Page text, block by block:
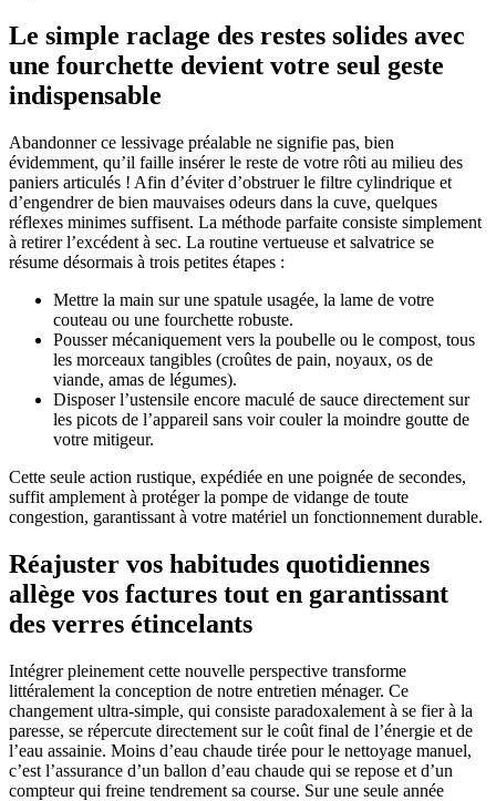
Le simple raclage des restes solides avec
une fourchette devient votre seul geste
indispensable
Abandonner ce lessivage préalable ne signifie pas, bien
évidemment, qu’il faille insérer le reste de votre rôti au milieu des
paniers articulés ! Afin d’éviter d’obstruer le filtre cylindrique et
d’engendrer de bien mauvaises odeurs dans la cuve, quelques
réflexes minimes suffisent. La méthode parfaite consiste simplement
à retirer l’excédent à sec. La routine vertueuse et salvatrice se
résume désormais à trois petites étapes :
Mettre la main sur une spatule usagée, la lame de votre
couteau ou une fourchette robuste.
Pousser mécaniquement vers la poubelle ou le compost, tous
les morceaux tangibles (croûtes de pain, noyaux, os de
viande, amas de légumes).
Disposer l’ustensile encore maculé de sauce directement sur
les picots de l’appareil sans voir couler la moindre goutte de
votre mitigeur.
Cette seule action rustique, expédiée en une poignée de secondes,
suffit amplement à protéger la pompe de vidange de toute
congestion, garantissant à votre matériel un fonctionnement durable.
Réajuster vos habitudes quotidiennes
allège vos factures tout en garantissant
des verres étincelants
Intégrer pleinement cette nouvelle perspective transforme
littéralement la conception de notre entretien ménager. Ce
changement ultra-simple, qui consiste paradoxalement à se fier à la
paresse, se répercute directement sur le coût final de l’énergie et de
l’eau assainie. Moins d’eau chaude tirée pour le nettoyage manuel,
c’est l’assurance d’un ballon d’eau chaude qui se repose et d’un
compteur qui freine tendrement sa course. Sur une seule année